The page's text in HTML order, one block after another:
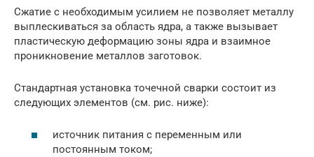
Сжатие с необходимым усилием не позволяет металлу
выплескиваться за область ядра, а также вызывает
пластическую деформацию зоны ядра и взаимное
проникновение металлов заготовок.
Стандартная установка точечной сварки состоит из
следующих элементов (см. рис. ниже):
источник питания с переменным или
постоянным током;